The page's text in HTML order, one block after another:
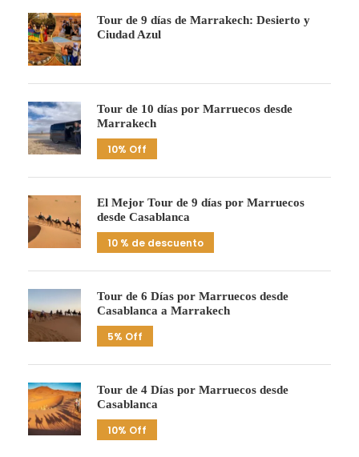
Tour de 9 días de Marrakech: Desierto y
Ciudad Azul
Tour de 10 días por Marruecos desde
Marrakech
10% Off
El Mejor Tour de 9 días por Marruecos
desde Casablanca
10 % de descuento
Tour de 6 Días por Marruecos desde
Casablanca a Marrakech
5% Off
Tour de 4 Días por Marruecos desde
Casablanca
10% Off